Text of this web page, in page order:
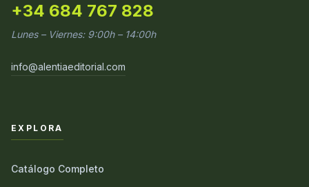
+34 684 767 828
Lunes – Viernes: 9:00h – 14:00h
info@alentiaeditorial.com
EXPLORA
Catálogo Completo